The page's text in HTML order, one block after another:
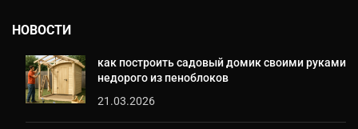
НОВОСТИ
как построить садовый домик своими руками
недорого из пеноблоков
21.03.2026